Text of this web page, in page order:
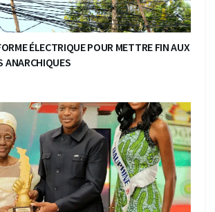
ÉLECTRIQUE POUR METTRE FIN AUX
ANARCHIQUES